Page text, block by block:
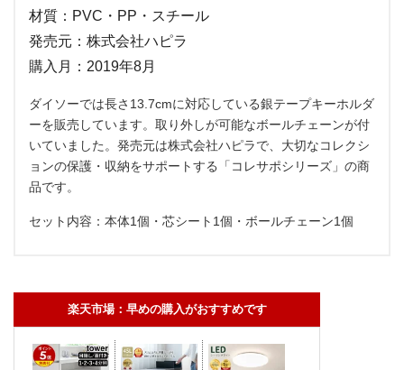
材質：PVC・PP・スチール
発売元：株式会社ハピラ
購入月：2019年8月
ダイソーでは長さ13.7cmに対応している銀テープキーホルダ
ーを販売しています。取り外しが可能なボールチェーンが付
いていました。発売元は株式会社ハピラで、大切なコレクシ
ョンの保護・収納をサポートする「コレサポシリーズ」の商
品です。
セット内容：本体1個・芯シート1個・ボールチェーン1個
楽天市場：早めの購入がおすすめです